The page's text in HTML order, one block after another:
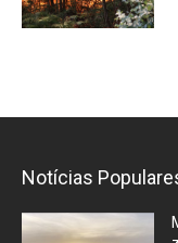
Notícias